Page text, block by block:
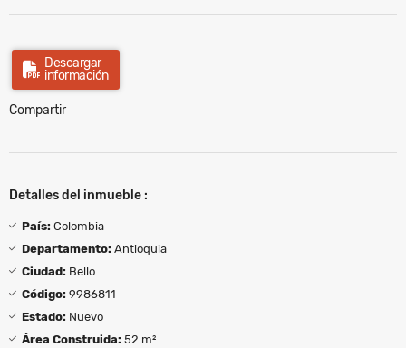
Descargar
información
Compartir
Detalles del inmueble :
País: Colombia
Departamento: Antioquia
Ciudad: Bello
Código: 9986811
Estado: Nuevo
Área Construida: 52 m²